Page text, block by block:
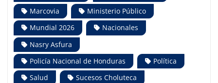
Marcovia
Ministerio Público
Mundial 2026
Nacionales
Nasry Asfura
Policía Nacional de Honduras
Política
Salud
Sucesos Choluteca